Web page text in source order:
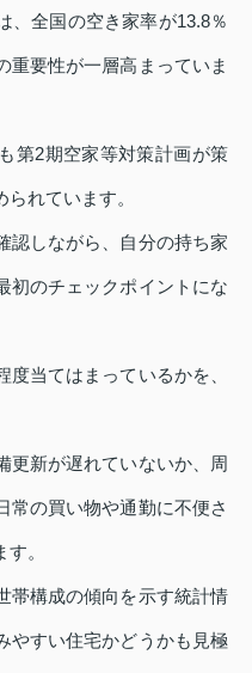
、全国の空き家率が13.8％
重要性が一層高まっていま
第2期空家等対策計画が策
れています。
認しながら、自分の持ち家
初のチェックポイントにな
当てはまっているかを、
更新が遅れていないか、周
常の買い物や通勤に不便さ
。
帯構成の傾向を示す統計情
やすい住宅かどうかも見極